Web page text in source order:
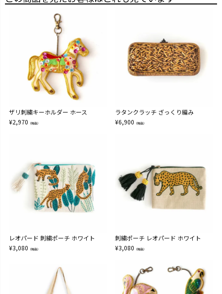
ザリ刺繍キーホルダー ホース
¥2,970 （税込）
ラタンクラッチ ざっくり編み
¥6,900 （税込）
レオパード 刺繍ポーチ ホワイト
¥3,080 （税込）
刺繍ポーチ レオパード ホワイト
¥3,080 （税込）